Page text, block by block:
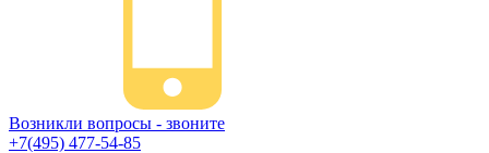
Возникли вопросы - звоните
+7(495) 477-54-85